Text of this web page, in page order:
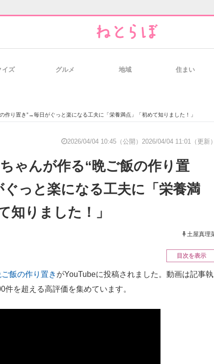
経営
IT製品の技術・比較・事例 製造業
エネ
イズ グルメ 地域 住まい
作り置き”→毎日がぐっと楽になる工夫に「栄養満点」「初めて知りました！」
2026/04/04 10:45（公開） 2026/04/04 11:01（更新）
ゃんが作る“晩ご飯の作り置
っと楽になる工夫に「栄養満
知りました！」
土屋真理
目次を表示
ご飯の作り置き がYouTubeに投稿されました。動画は記事執
を超える高評価を集めています。